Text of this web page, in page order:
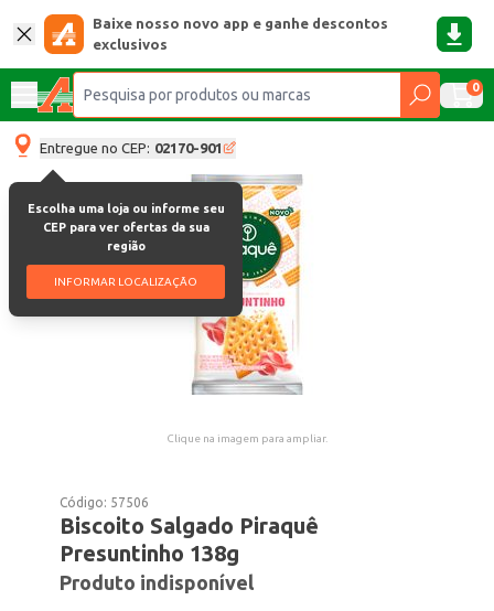
Baixe nosso novo app e ganhe descontos
exclusivos
0
Entregue no CEP: 02170-901
Escolha uma loja ou informe seu
CEP para ver ofertas da sua
região
INFORMAR LOCALIZAÇÃO
Clique na imagem para ampliar.
Código: 57506
Biscoito Salgado Piraquê
Presuntinho 138g
Produto indisponível